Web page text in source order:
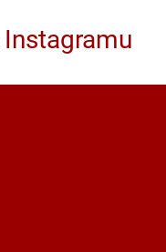
Instagramu